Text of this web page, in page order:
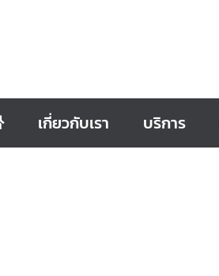
เกี่ยวกับเรา บริการ